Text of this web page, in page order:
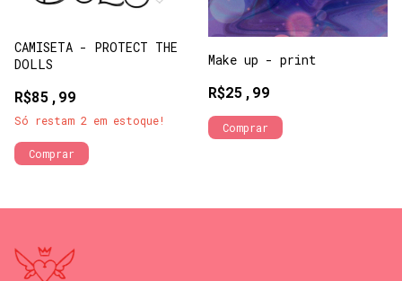
CAMISETA - PROTECT THE
DOLLS
R$85,99
Só restam 2 em estoque!
Comprar
Make up - print
R$25,99